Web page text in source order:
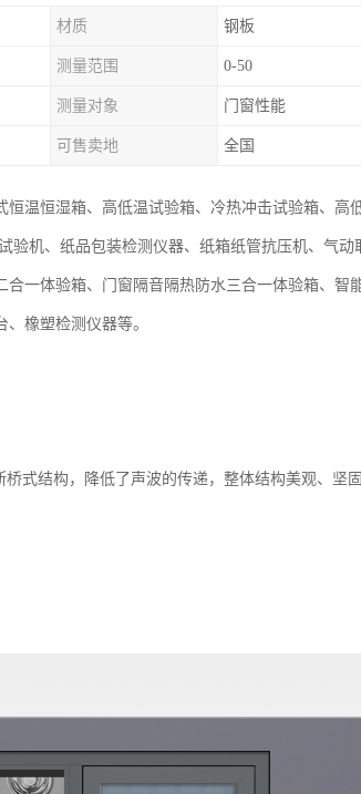
材质 钢板
测量范围 0-50
测量对象 门窗性能
可售卖地 全国
温恒湿箱、高低温试验箱、冷热冲击试验箱、高
验机、纸品包装检测仪器、纸箱纸管抗压机、气动
一体验箱、门窗隔音隔热防水三合一体验箱、智
橡塑检测仪器等。
式结构，降低了声波的传递，整体结构美观、坚